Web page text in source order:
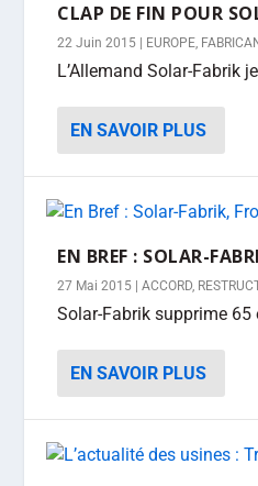
CLAP DE FIN POUR
22 Juin 2015 EUROPE,
L’Allemand Solar-Fabrik
EN SAVOIR PLUS
EN BREF : SOLAR-
27 Mai 2015 |ACCORD,
Solar-Fabrik supprime
EN SAVOIR PLUS